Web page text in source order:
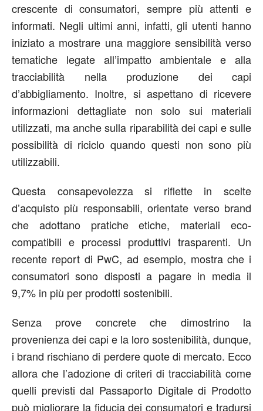
crescente di consumatori, sempre più attenti e
informati. Negli ultimi anni, infatti, gli utenti hanno
iniziato a mostrare una maggiore sensibilità verso
tematiche legate all’impatto ambientale e alla
tracciabilità nella produzione dei capi
d’abbigliamento. Inoltre, si aspettano di ricevere
informazioni dettagliate non solo sui materiali
utilizzati, ma anche sulla riparabilità dei capi e sulle
possibilità di riciclo quando questi non sono più
utilizzabili.
Questa consapevolezza si riflette in scelte
d’acquisto più responsabili, orientate verso brand
che adottano pratiche etiche, materiali eco-
compatibili e processi produttivi trasparenti. Un
recente report di PwC, ad esempio, mostra che i
consumatori sono disposti a pagare in media il
9,7% in più per prodotti sostenibili.
Senza prove concrete che dimostrino la
provenienza dei capi e la loro sostenibilità, dunque,
i brand rischiano di perdere quote di mercato. Ecco
allora che l’adozione di criteri di tracciabilità come
quelli previsti dal Passaporto Digitale di Prodotto
può migliorare la fiducia dei consumatori e tradursi